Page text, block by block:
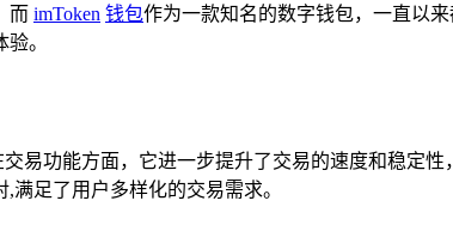
而 imToken 钱包作为一款知名的数字钱包，一直以
。
易功能方面，它进一步提升了交易的速度和稳定
足了用户多样化的交易需求。